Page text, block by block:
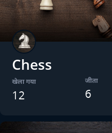
Chess
खेला गया
12
जीता
6